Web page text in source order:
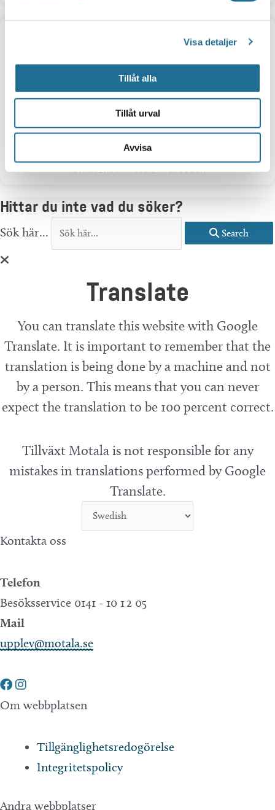
Visa detaljer
Tillåt alla
Tillåt urval
Avvisa
KAYAKOMAT Motala Mallboden
Hittar du inte vad du söker?
Sök här... Search
Translate
You can translate this website with Google
Translate. It is important to remember that the
translation is being done by a machine and not
by a person. This means that you can never
expect the translation to be 100 percent correct.
Tillväxt Motala is not responsible for any
mistakes in translations performed by Google
Translate.
Kontakta oss
Telefon
Besöksservice 0141 - 10 1 2 05
Mail
upplev@motala.se
Om webbplatsen
Tillgänglighetsredogörelse
Integritetspolicy
Andra webbplatser